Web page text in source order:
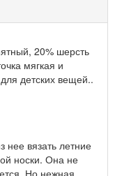
20% шерсть
мягкая и
детских вещей..
нее вязать летние
носки. Она не
Но нежная